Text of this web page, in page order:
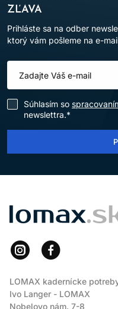
ZĽAVA
Prihláste sa na odber
ktorý vám pošleme na e-
Súhlasím so
newslettra.*
LOMAX
LOMAX kadernícke
Ivo Langer - LOMAX
Nobelovo nám. 7-8